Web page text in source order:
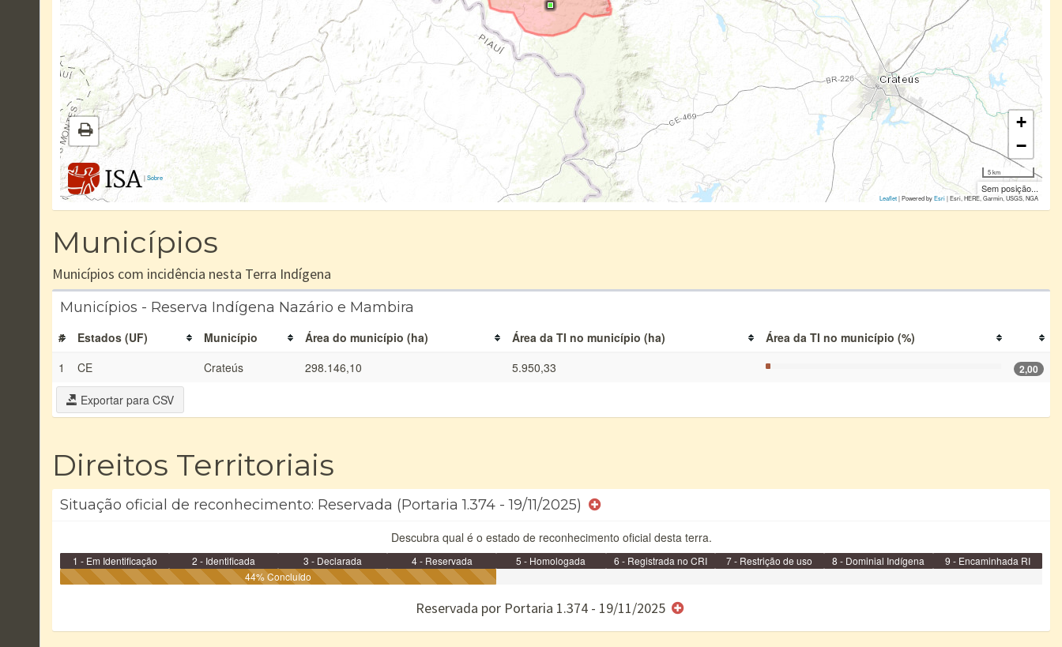
|Sobre
+
−
5 km
Sem posição...
Leaflet| Powered byEsri|Esri, HERE, Garmin, USGS, NGA
Municípios
Municípios com incidência nesta Terra Indígena
Municípios - Reserva Indígena Nazário e Mambira
# Estados (UF) Município Área do município (ha) Área da TI no município (ha)
Área da TI no município (%)
1
CE Crateús 298.146,10 5.950,33 2,00
Exportar para CSV
Direitos Territoriais
Situação oficial de reconhecimento: Reservada (Portaria 1.374 - 19/11/2025)
Descubra qual é o estado de reconhecimento oficial desta terra.
1 - Em Identificação 2 - Identificada 3 - Declarada 4 - Reservada 5 - Homologada
6 - Registrada no CRI
7 - Restrição de uso 8 - Dominial Indígena
9 - Encaminhada RI
44% Concluído
Reservada por Portaria 1.374 - 19/11/2025